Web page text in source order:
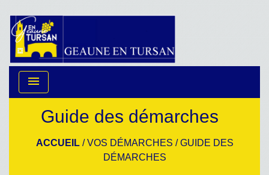
menu
Guide des démarches
ACCUEIL/VOS DÉMARCHES /GUIDE DES
DÉMARCHES